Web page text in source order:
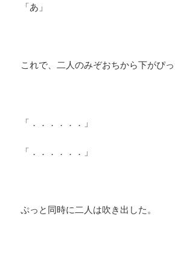
「あ」
これで、二人のみぞおちから下がぴっ
「．．．．．．」
「．．．．．．」
ぷっと同時に二人は吹き出した。